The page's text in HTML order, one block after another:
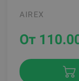
AIREX
От